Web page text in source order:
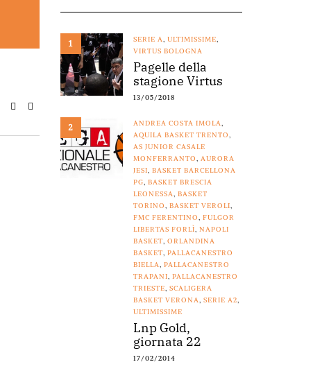
1 SERIE A, ULTIMISSIME,
VIRTUS BOLOGNA
Pagelle della
stagione Virtus
13/05/2018
2 ANDREA COSTA IMOLA,
AQUILA BASKET TRENTO,
AS JUNIOR CASALE
MONFERRANTO, AURORA
JESI, BASKET BARCELLONA
PG, BASKET BRESCIA
LEONESSA, BASKET
TORINO, BASKET VEROLI,
FMC FERENTINO, FULGOR
LIBERTAS FORLÌ, NAPOLI
BASKET, ORLANDINA
BASKET, PALLACANESTRO
BIELLA, PALLACANESTRO
TRAPANI, PALLACANESTRO
TRIESTE, SCALIGERA
BASKET VERONA, SERIE A2,
ULTIMISSIME
Lnp Gold,
giornata 22
17/02/2014